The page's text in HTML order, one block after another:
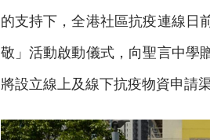
的支持下，全港社區抗疫連線日
敬」活動啟動儀式，向聖言中學
將設立線上及線下抗疫物資申請